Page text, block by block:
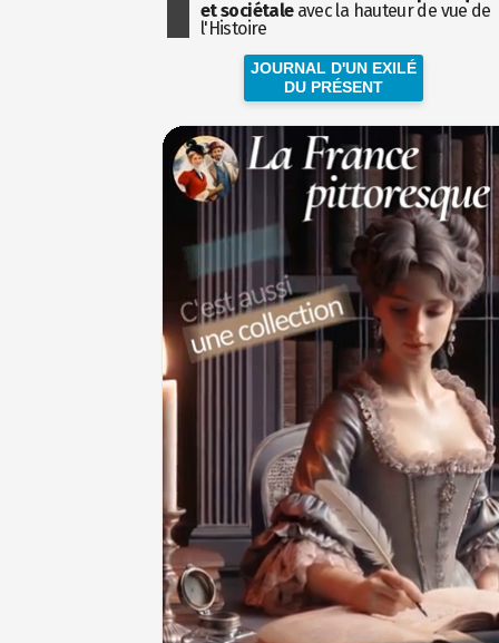
et sociétaleavec la hauteur de vue de
l'Histoire
JOURNAL D'UN EXILÉ
DU PRÉSENT